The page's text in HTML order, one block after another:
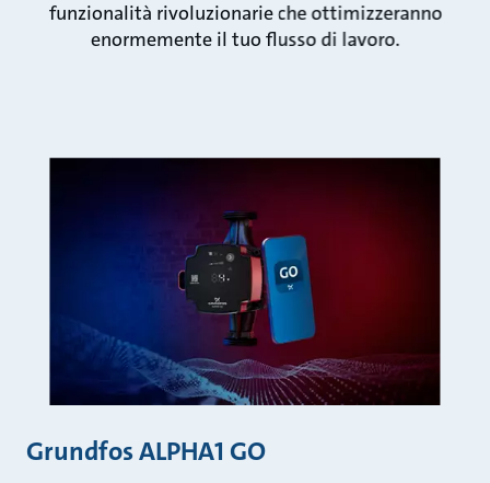
funzionalità rivoluzionarie che ottimizzeranno
enormemente il tuo flusso di lavoro.
Grundfos ALPHA1 GO